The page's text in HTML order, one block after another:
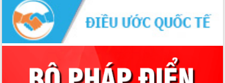
Quyết liệt cải cách hành chính, khơi
thông nguồn lực phát triển
Nâng cao hiệu lực, hiệu quả HĐND
tỉnh thông qua hiện đại hóa hành chính
Xã Ea Phê gắn cải cách hành chính với
Phó Chủ tịch Thường trực UBND tỉnh